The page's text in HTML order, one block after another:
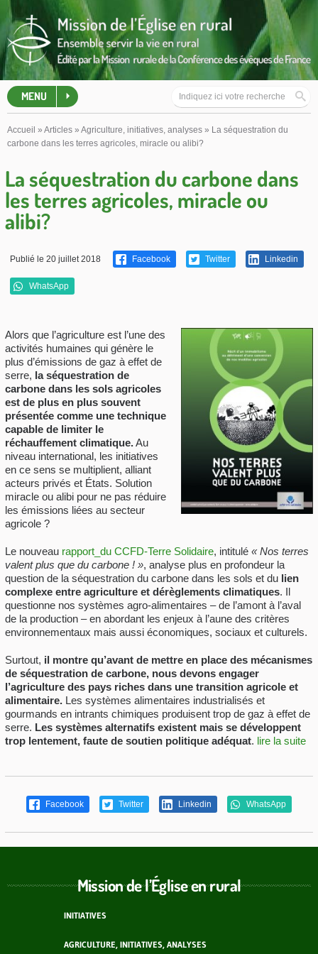
MENU
Accueil » Articles » Agriculture, initiatives, analyses » La séquestration du
carbone dans les terres agricoles, miracle ou alibi?
La séquestration du carbone dans
les terres agricoles, miracle ou
alibi?
Publié le 20 juillet 2018 Facebook Twitter Linkedin
WhatsApp
Alors que l’agriculture est l’une des
activités humaines qui génère le
plus d’émissions de gaz à effet de
serre, la séquestration de
carbone dans les sols agricoles
est de plus en plus souvent
présentée comme une technique
capable de limiter le
réchauffement climatique.Au
niveau international, les initiatives
en ce sens se multiplient, alliant
acteurs privés et États. Solution
miracle ou alibi pour ne pas réduire
les émissions liées au secteur
agricole ?
Le nouveau rapport_du CCFD-Terre Solidaire, intitulé « Nos terres
valent plus que du carbone ! », analyse plus en profondeur la
question de la séquestration du carbone dans les sols et du lien
complexe entre agriculture et dérèglements climatiques. Il
questionne nos systèmes agro-alimentaires – de l’amont à l’aval
de la production – en abordant les enjeux à l’aune des critères
environnementaux mais aussi économiques, sociaux et culturels.
Surtout, il montre qu’avant de mettre en place des mécanismes
de séquestration de carbone, nous devons engager
l’agriculture des pays riches dans une transition agricole et
alimentaire. Les systèmes alimentaires industrialisés et
gourmands en intrants chimiques produisent trop de gaz à effet de
serre. Les systèmes alternatifs existent mais se développent
trop lentement, faute de soutien politique adéquat. lire la suite
Facebook Twitter Linkedin WhatsApp
Mission de l’Église en rural
INITIATIVES
AGRICULTURE, INITIATIVES, ANALYSES